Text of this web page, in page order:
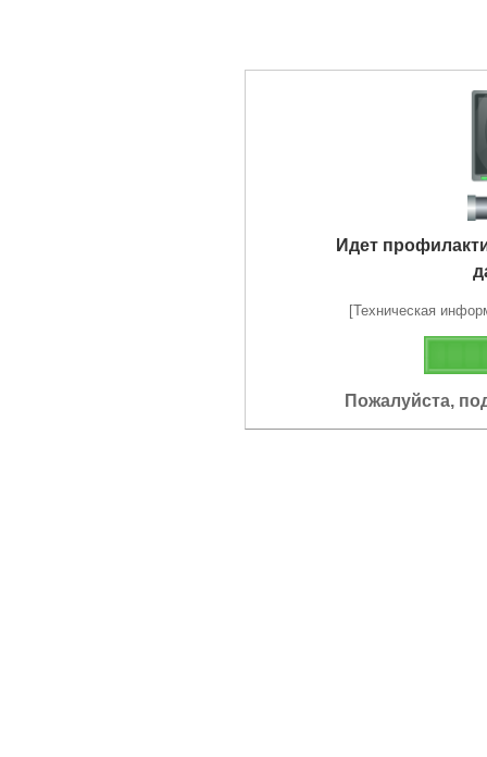
Идет
[Техническая
Пожалуйста,